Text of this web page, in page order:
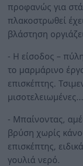
προφανώς για
πλακοστρωθεί
βλάστηση
- Η είσοδος –
το μαρμάρινο
επισκέπτης.
μισοτελειωμένες...
- Μπαίνοντας,
βρύση χωρίς
επισκέπτης,
γουλιά νερό.